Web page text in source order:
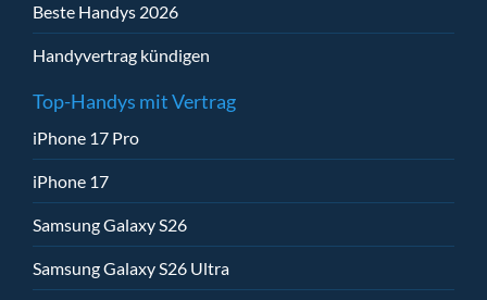
Beste Handys 2026
Handyvertrag kündigen
Top-Handys mit Vertrag
iPhone 17 Pro
iPhone 17
Samsung Galaxy S26
Samsung Galaxy S26 Ultra